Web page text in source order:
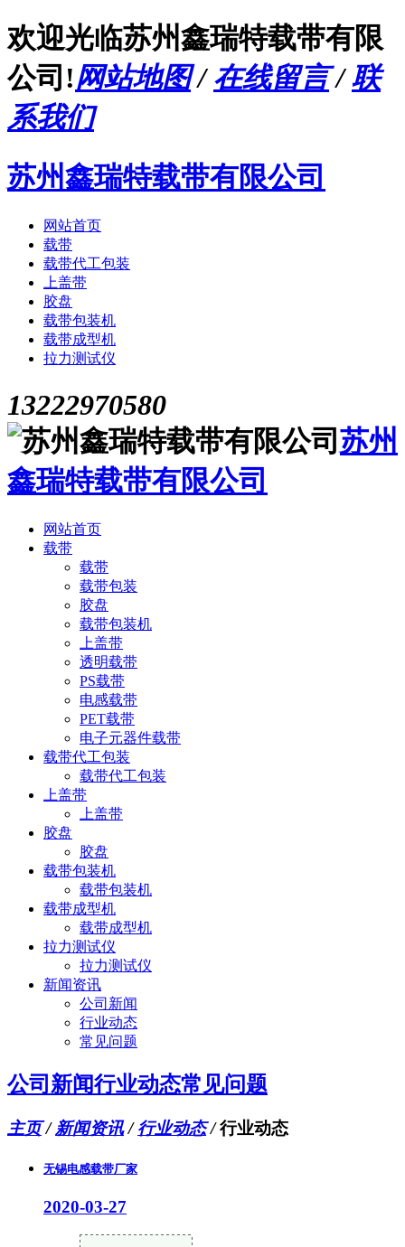
欢迎光临苏州鑫瑞特载带有限
公司!网站地图/在线留言/联
系我们
苏州鑫瑞特载带有限公司
网站首页
载带
载带代工包装
上盖带
胶盘
载带包装机
载带成型机
拉力测试仪
13222970580
苏州
鑫瑞特载带有限公司
网站首页
载带
载带
载带包装
胶盘
载带包装机
上盖带
透明载带
PS载带
电感载带
PET载带
电子元器件载带
载带代工包装
载带代工包装
上盖带
上盖带
胶盘
胶盘
载带包装机
载带包装机
载带成型机
载带成型机
拉力测试仪
拉力测试仪
新闻资讯
公司新闻
行业动态
常见问题
公司新闻行业动态常见问题
主页/新闻资讯/行业动态/行业动态
无锡电感载带厂家
2020-03-27